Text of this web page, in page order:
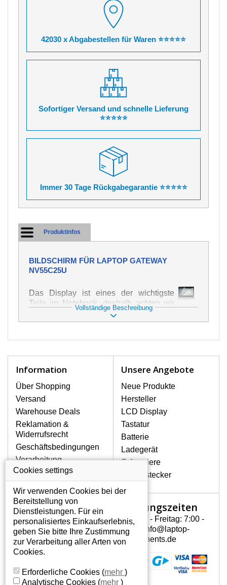
42030 x Abgabestellen für Waren ⭐⭐⭐⭐⭐
Sofortiger Versand und schnelle Lieferung
⭐⭐⭐⭐⭐
Immer 30 Tage Rückgabegarantie ⭐⭐⭐⭐⭐
Produktinfos
BILDSCHIRM FÜR LAPTOP GATEWAY
NV55C25U
Das Display ist eines der wichtigste
Teile im Notebook, deshalb achten wir
auf höchste Qualität dieses Ersatzteils.
Er dient zur Darstellung von Texten und
schnell, deshalb ist es wichtig, mit dem
Zu den häufigsten Beschädigungen
gehören mechanische Schäden, z. B.
ein geborstenes Display oder Risse.
Ferner senkrechte Streifen, das Display
leuchtet nicht, blinkt unregelmäßig oder
ist ungleichmäßig hell.
LCD DISPLAYS GATEWAY
NV55C25U VON HÖCHSTER
QUALITÄT!
Originaldisplays, die die hohe
Qualitätsklasse A+ erfüllen, also ohne
mangelhafte Pixel, und zwar über die
gesamte Garantiezeit. Zum Beispiel
von den globalen Herstellern AUO,
Chi-Mei, Toshiba, Hannstar,
Chunghwa, Samsung, LG Phillips und
Vollständige Beschreibung
Information
Über Shopping
Versand
Warehouse Deals
Reklamation &
Widerrufsrecht
Geschäftsbedingungen
Verarbeitung
personenbezogener
Daten
Über uns - Impressum
Unsere Angebote
Neue Produkte
Hersteller
LCD Display
Tastatur
Batterie
Ladegerät
Scharniere
Gerätestecker
Mein Konto
Mein Konto
Persönliche Daten
Addressen
Öffnungszeiten
Montag - Freitag: 7:00 -
15:30 info@laptop-
components.de
Cookies settings
Wir verwenden Cookies bei der
Bereitstellung von
Dienstleistungen. Für ein
personalisiertes Einkaufserlebnis,
geben Sie bitte Ihre Zustimmung
zur Verarbeitung aller Arten von
Cookies.
Erforderliche Cookies (mehr )
Analytische Cookies (mehr )